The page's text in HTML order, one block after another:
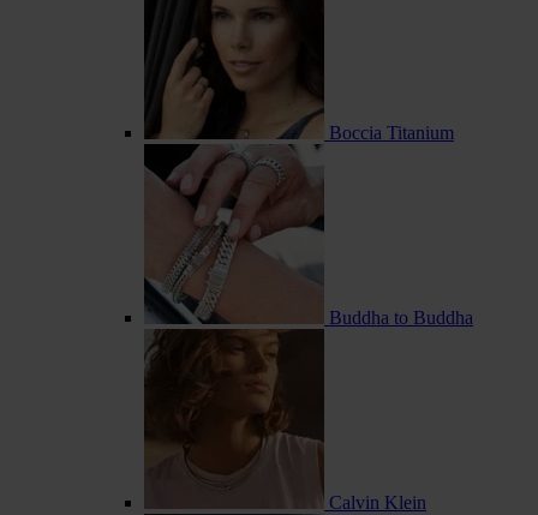
Boccia Titanium
Buddha to Buddha
Calvin Klein